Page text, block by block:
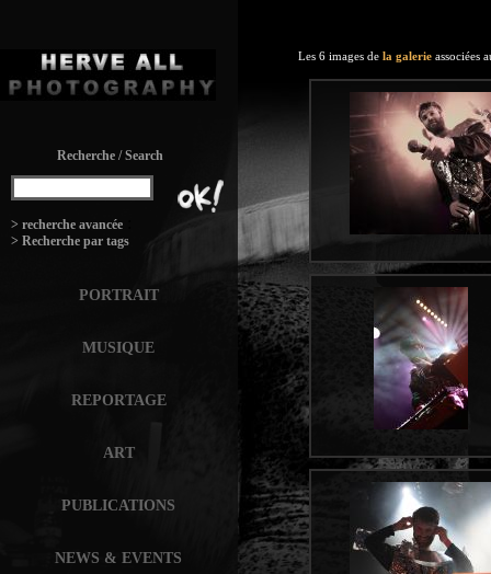
Recherche / Search
> recherche avancée
> Recherche par tags
PORTRAIT
MUSIQUE
REPORTAGE
ART
PUBLICATIONS
NEWS & EVENTS
Les 6 images de la galerie associées